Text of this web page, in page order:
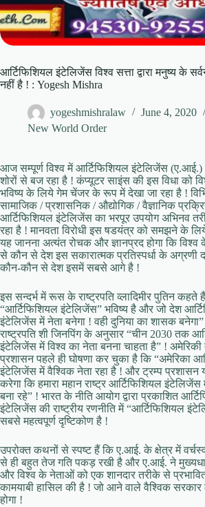
आर्टिफिशियल इंटेलिजेंस विश्व सत्ता द्वारा मनुष्य के
नहीं है ! : Yogesh Mishra
yogeshmishralaw
June 4, 2020
New World Order
आज सम्पूर्ण विश्व में आर्टिफिशियल इंटेलिजेंस (ए.आई.)
शोरों से बज रहा है ! कंप्यूटर साइंस की इस विधा को
भविष्य के लिये गेम चेंजर के रूप में देखा जा रहा है !
सामाजिक / प्रशासनिक / औद्योगिक / वैज्ञानिक
आर्टिफिशियल इंटेलिजेंस का भरपूर उपयोग अभिनव
रहा है ! मानवता विरोधी इस षडयंत्र को समझने के
यह जानना अत्यंत रोचक और ज्ञानप्रद होगा कि विश्व
से कौन से देश इस सकारात्मक प्रतिस्पर्धा के अग्रणी
कौन-कौन से देश इसमें सबसे आगे है !
इस सन्दर्भ में रूस के राष्ट्रपति व्लादिमीर पुतिन कहते
“आर्टिफिशियल इंटेलिजेंस” भविष्य है और जो देश
इंटेलिजेंस में नेता बनेगा ! वही दुनिया का शासक
राष्ट्रपति शी जिनपिंग के अनुसार “चीन 2030 तक
इंटेलिजेंस में विश्व का नेता बनना चाहता है” ! अमेरिकी
प्रशासन पहले ही घोषणा कर चुका है कि “अमेरिका
इंटेलिजेंस में वैश्विक नेता रहा है ! और ट्रम्प प्रशासन
करेगा कि हमारा महान राष्ट्र आर्टिफिशियल
बना रहे” ! भारत के नीति आयोग द्वारा प्रकाशित
इंटेलिजेंस की राष्ट्रीय रणनीति में “आर्टिफिशियल
सबसे महत्वपूर्ण दृष्टिकोण है !
उपरोक्त कथनों से स्पष्ट हैं कि ए.आई. के क्षेत्र में
से ही बहुत तेज गति पकड़ रखी है और ए.आई. ने
और विश्व के नेताओं को एक शानदार तरीके से
कामयाबी हासिल की है ! जो आने वाले वैश्विक
होगा !